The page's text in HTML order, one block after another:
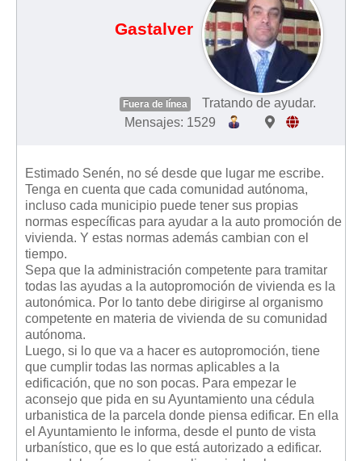
Gastalver
Fuera de línea
Tratando de ayudar.
Mensajes: 1529
Estimado Senén, no sé desde que lugar me escribe.
Tenga en cuenta que cada comunidad autónoma,
incluso cada municipio puede tener sus propias
normas específicas para ayudar a la auto promoción de
vivienda. Y estas normas además cambian con el
tiempo.
Sepa que la administración competente para tramitar
todas las ayudas a la autopromoción de vivienda es la
autonómica. Por lo tanto debe dirigirse al organismo
competente en materia de vivienda de su comunidad
autónoma.
Luego, si lo que va a hacer es autopromoción, tiene
que cumplir todas las normas aplicables a la
edificación, que no son pocas. Para empezar le
aconsejo que pida en su Ayuntamiento una cédula
urbanistica de la parcela donde piensa edificar. En ella
el Ayuntamiento le informa, desde el punto de vista
urbanístico, que es lo que está autorizado a edificar.